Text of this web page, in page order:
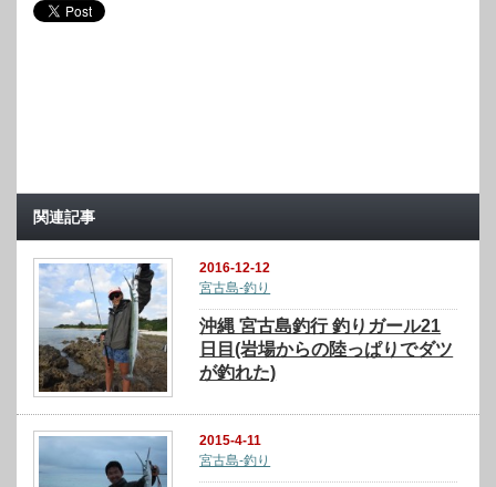
関連記事
2016-12-12
宮古島-釣り
沖縄 宮古島釣行 釣りガール21
日目(岩場からの陸っぱりでダツ
が釣れた)
2015-4-11
宮古島-釣り